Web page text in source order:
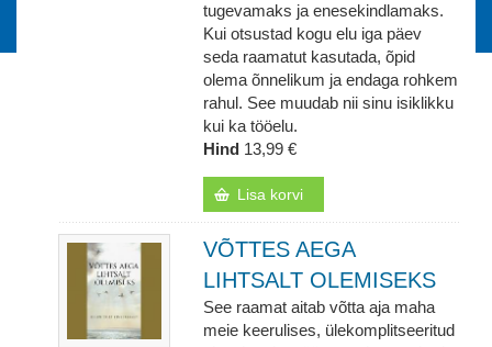
tugevamaks ja enesekindlamaks.
Kui otsustad kogu elu iga päev
seda raamatut kasutada, õpid
olema õnnelikum ja endaga rohkem
rahul. See muudab nii sinu isiklikku
kui ka tööelu.
Hind 13,99 €
Lisa korvi
VÕTTES AEGA
LIHTSALT OLEMISEKS
See raamat aitab võtta aja maha
meie keerulises, ülekomplitseeritud